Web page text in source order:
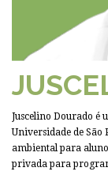
Juscelino Dourado é
Universidade de São
ambiental para
privada para